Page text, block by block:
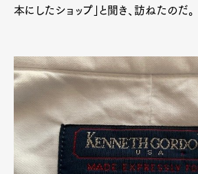
本にしたショップ」と聞き、訪ねたのだ。